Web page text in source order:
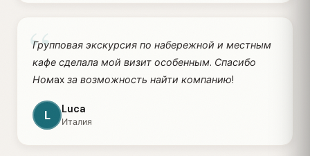
“
Групповая экскурсия по набережной и местным
кафе сделала мой визит особенным. Спасибо
Номax за возможность найти компанию!
L Luca
Италия